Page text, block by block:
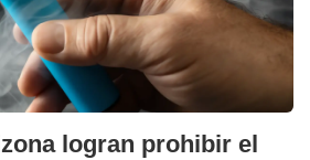
logran prohibir el